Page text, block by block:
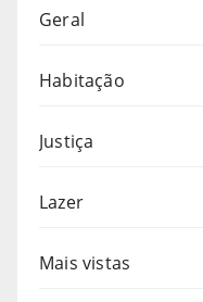
Geral
Habitação
Justiça
Lazer
Mais vistas